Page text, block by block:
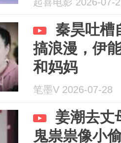
秦昊吐槽
搞浪漫，伊
和妈妈
笔墨V 2026-07-28
姜潮去丈
鬼祟祟像小